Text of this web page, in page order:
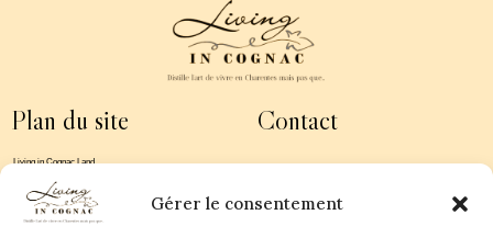
Gérer le consentement
Plan du site
Living in Cognac Land
La vigne & Le verre
Newsletter
Dégustation sensorielle & Écriture
Derrière les textes
Contact